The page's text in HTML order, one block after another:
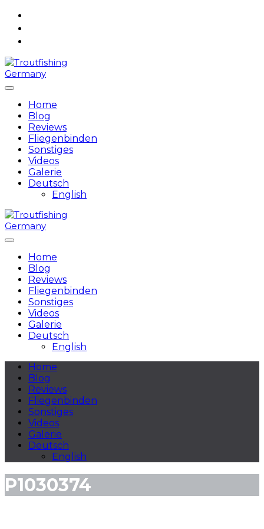
Skip
Home
Blog
Reviews
Fliegenbinden
Sonstiges
Videos
Galerie
Deutsch
English
Home
Blog
Reviews
Fliegenbinden
Sonstiges
Videos
Galerie
Deutsch
English
Home
Blog
Reviews
Fliegenbinden
Sonstiges
Videos
Galerie
Deutsch
English
P1030374